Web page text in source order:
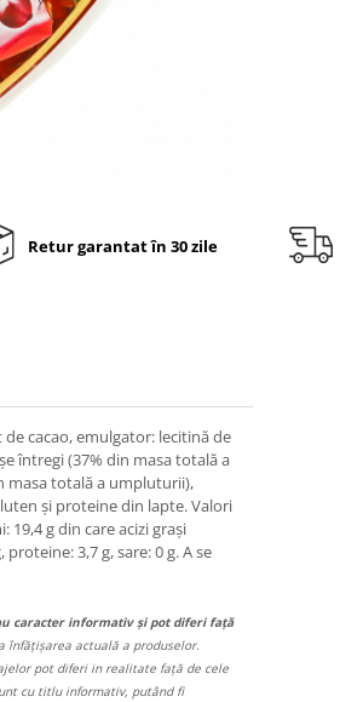
Retur garantat în 30 zile
cacao, emulgator: lecitină de
întregi (37% din masa totală a
masa totală a umpluturii),
și proteine din lapte. Valori
19,4 g din care acizi grași
3,7 g, sare: 0 g. A se
caracter informativ și pot diferi față
înfățișarea actuală a produselor.
pot diferi in realitate față de cele
cu titlu informativ, putând fi